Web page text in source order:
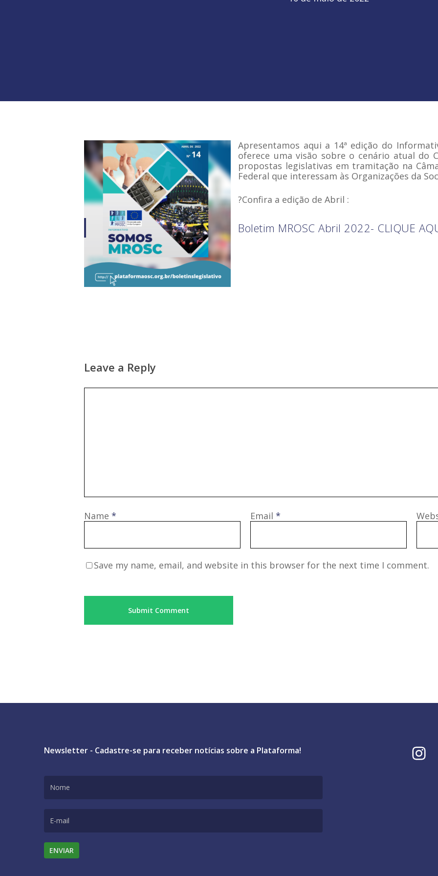
Apresentamos aqui a 14ª edição do
oferece uma visão sobre o cenário atual do
propostas legislativas em tramitação na
Federal que interessam às Organizações da
?Confira a edição de Abril :
Boletim MROSC Abril 2022- CLIQUE
Leave a Reply
Name * Email *
Save my name, email, and website in this browser for the next time I comment.
Newsletter - Cadastre-se para receber notícias sobre a Plataforma!